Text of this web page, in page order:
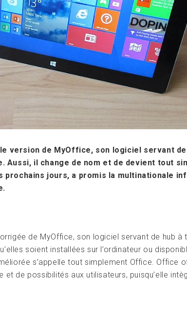
version de MyOffice, son logiciel servant
Aussi, il change de nom et de devient tout
prochains jours, a promis la multinationale
de MyOffice, son logiciel servant de hub à
soient installées sur l’ordinateur ou
s’appelle tout simplement Office. Office
et de possibilités aux utilisateurs, puisqu’elle